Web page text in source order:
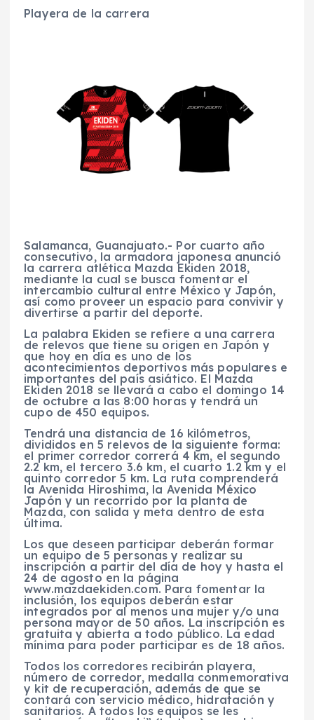
Playera de la carrera
Salamanca, Guanajuato.- Por cuarto año
consecutivo, la armadora japonesa anunció
la carrera atlética Mazda Ekiden 2018,
mediante la cual se busca fomentar el
intercambio cultural entre México y Japón,
así como proveer un espacio para convivir y
divertirse a partir del deporte.
La palabra Ekiden se refiere a una carrera
de relevos que tiene su origen en Japón y
que hoy en día es uno de los
acontecimientos deportivos más populares e
importantes del país asiático. El Mazda
Ekiden 2018 se llevará a cabo el domingo 14
de octubre a las 8:00 horas y tendrá un
cupo de 450 equipos.
Tendrá una distancia de 16 kilómetros,
divididos en 5 relevos de la siguiente forma:
el primer corredor correrá 4 km, el segundo
2.2 km, el tercero 3.6 km, el cuarto 1.2 km y el
quinto corredor 5 km. La ruta comprenderá
la Avenida Hiroshima, la Avenida México
Japón y un recorrido por la planta de
Mazda, con salida y meta dentro de esta
última.
Los que deseen participar deberán formar
un equipo de 5 personas y realizar su
inscripción a partir del día de hoy y hasta el
24 de agosto en la página
www.mazdaekiden.com. Para fomentar la
inclusión, los equipos deberán estar
integrados por al menos una mujer y/o una
persona mayor de 50 años. La inscripción es
gratuita y abierta a todo público. La edad
mínima para poder participar es de 18 años.
Todos los corredores recibirán playera,
número de corredor, medalla conmemorativa
y kit de recuperación, además de que se
contará con servicio médico, hidratación y
sanitarios. A todos los equipos se les